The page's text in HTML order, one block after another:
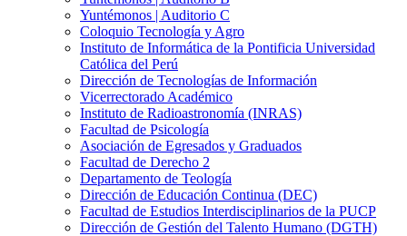
Yuntémonos | Auditorio C
Coloquio Tecnología y Agro
Instituto de Informática de la Pontificia Universidad
Católica del Perú
Dirección de Tecnologías de Información
Vicerrectorado Académico
Instituto de Radioastronomía (INRAS)
Facultad de Psicología
Asociación de Egresados y Graduados
Facultad de Derecho 2
Departamento de Teología
Dirección de Educación Continua (DEC)
Facultad de Estudios Interdisciplinarios de la PUCP
Dirección de Gestión del Talento Humano (DGTH)